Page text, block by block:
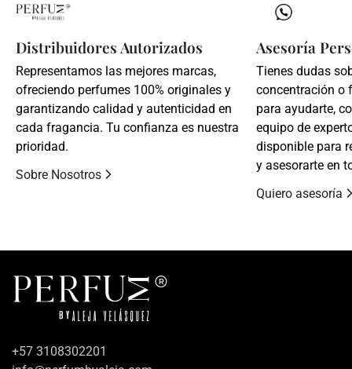
Distribuidores Autorizados
Representamos las mejores marcas,
ofreciendo perfumes 100% originales y
garantizando calidad y autenticidad en
cada fragancia. Tu confianza es nuestra
prioridad.
Sobre Nosotros
Asesoría
Tienes dudas
concentración o
para ayudarte,
equipo de
disponible para
y asesorarte en
Quiero asesoría
+57 3108302201